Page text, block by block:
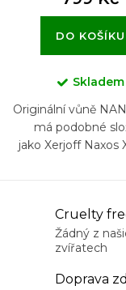
DO KOŠÍKU
Skladem
Originální vůně
má podobné
jako Xerjoff Naxos
Cruelty
Žádný z
zvířatech
Doprava